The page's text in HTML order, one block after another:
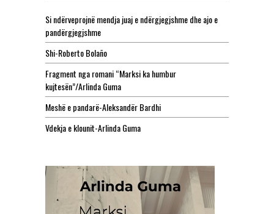
Si ndërveprojnë mendja juaj e ndërgjegjshme dhe ajo e
pandërgjegjshme
Shi-Roberto Bolaño
Fragment nga romani “Marksi ka humbur
kujtesën”/Arlinda Guma
Meshë e pandarë-Aleksandër Bardhi
Vdekja e klounit-Arlinda Guma